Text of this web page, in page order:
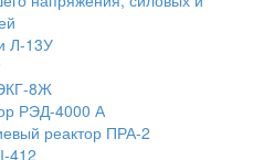
Л-13У
8Ж
РЭД-4000 А
реактор ПРА-2
412